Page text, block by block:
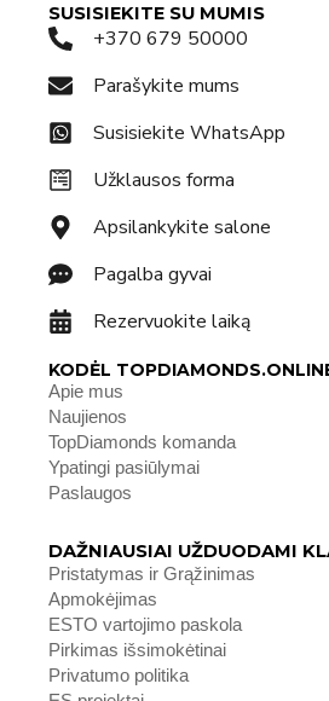
SUSISIEKITE SU MUMIS
+370 679 50000
Parašykite mums
Susisiekite WhatsApp
Užklausos forma
Apsilankykite salone
Pagalba gyvai
Rezervuokite laiką
KODĖL
Apie mus
Naujienos
TopDiamonds komanda
Ypatingi pasiūlymai
Paslaugos
DAŽNIAUSIAI UŽDUODAMI
Pristatymas ir Grąžinimas
Apmokėjimas
ESTO vartojimo paskola
Pirkimas išsimokėtinai
Privatumo politika